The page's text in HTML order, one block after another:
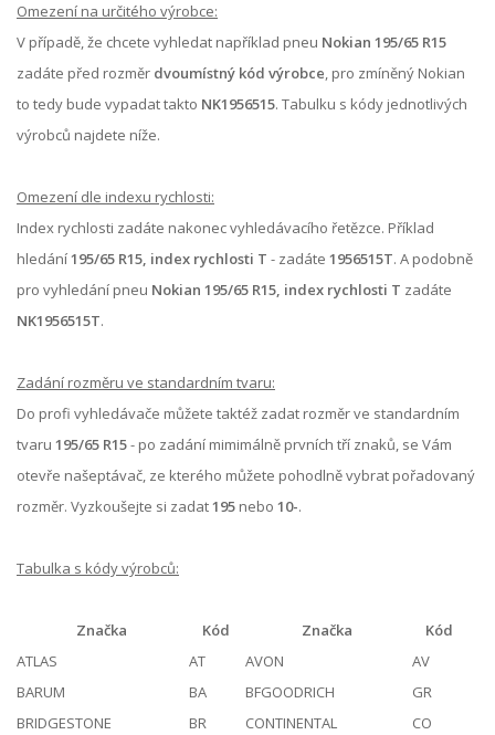
Omezení na určitého výrobce:
V případě, že chcete vyhledat například pneu Nokian 195/65 R15
zadáte před rozměr dvoumístný kód výrobce, pro zmíněný Nokian
to tedy bude vypadat takto NK1956515. Tabulku s kódy jednotlivých
výrobců najdete níže.
Omezení dle indexu rychlosti:
Index rychlosti zadáte nakonec vyhledávacího řetězce. Příklad
hledání195/65 R15, index rychlosti T - zadáte 1956515T. A podobně
pro vyhledání pneu Nokian 195/65 R15, index rychlosti T zadáte
NK1956515T.
Zadání rozměru ve standardním tvaru:
Do profi vyhledávače můžete taktéž zadat rozměr ve standardním
tvaru 195/65 R15- po zadání mimimálně prvních tří znaků, se Vám
otevře našeptávač, ze kterého můžete pohodlně vybrat pořadovaný
rozměr. Vyzkoušejte si zadat195 nebo 10-.
Tabulka s kódy výrobců:
Značka Kód Značka
Kód
ATLAS
AT AVON
AV
BARUM
BA BFGOODRICH
GR
BRIDGESTONE
BR CONTINENTAL
CO